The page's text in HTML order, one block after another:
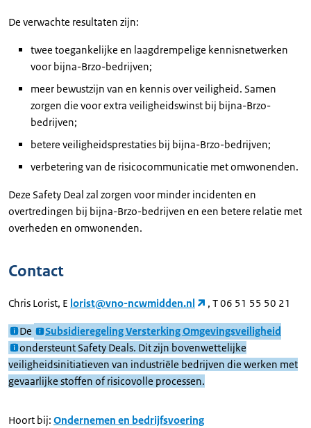
De verwachte resultaten zijn:
twee toegankelijke en laagdrempelige kennisnetwerken
voor bijna-Brzo-bedrijven;
meer bewustzijn van en kennis over veiligheid. Samen
zorgen die voor extra veiligheidswinst bij bijna-Brzo-
bedrijven;
betere veiligheidsprestaties bij bijna-Brzo-bedrijven;
verbetering van de risicocommunicatie met omwonenden.
Deze Safety Deal zal zorgen voor minder incidenten en
overtredingen bij bijna-Brzo-bedrijven en een betere relatie met
overheden en omwonenden.
Contact
Chris Lorist, E lorist@vno-ncwmidden.nl , T 06 51 55 50 21
De
Subsidieregeling Versterking Omgevingsveiligheid
ondersteunt Safety Deals. Dit zijn bovenwettelijke
veiligheidsinitiatieven van industriële bedrijven die werken met
gevaarlijke stoffen of risicovolle processen.
Hoort bij: Ondernemen en bedrijfsvoering